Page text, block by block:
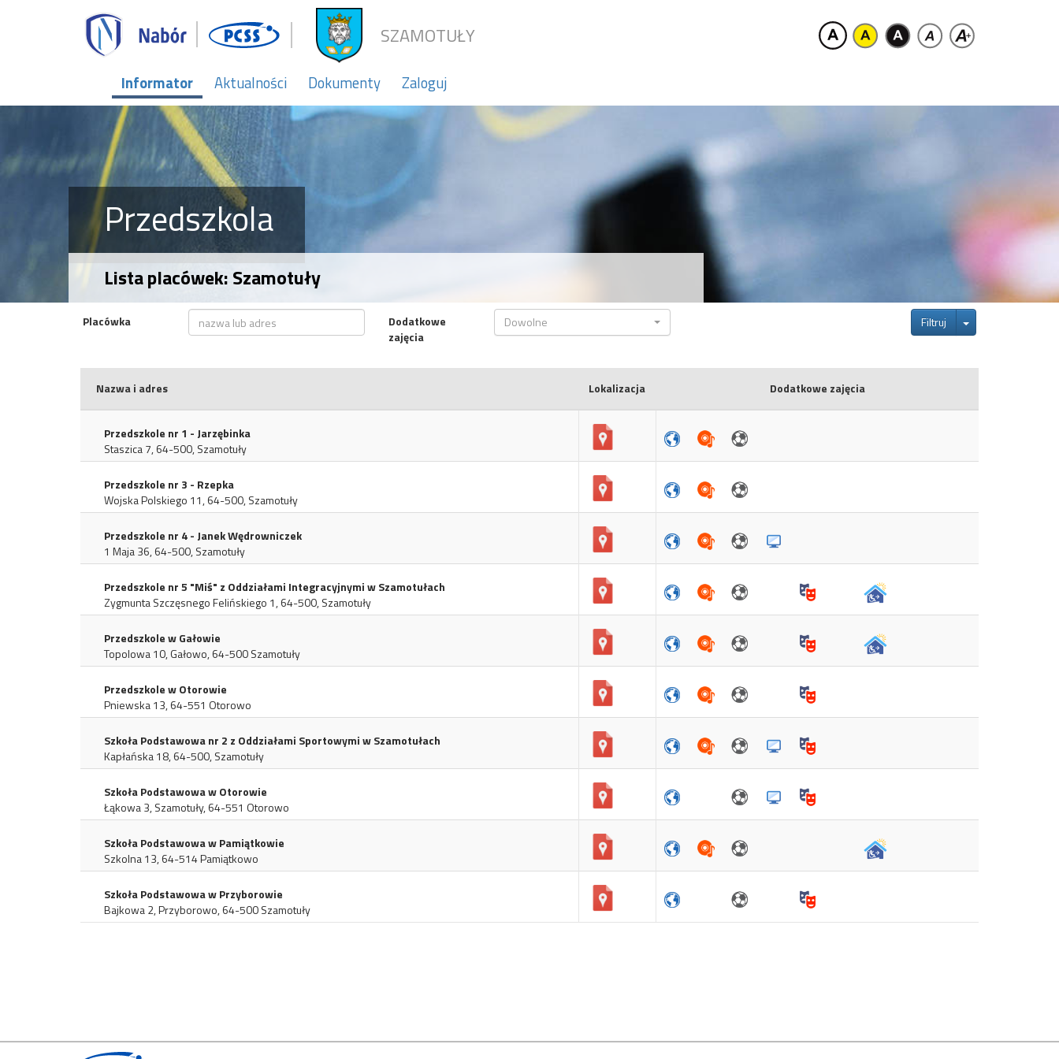
SZAMOTUŁY
Informator Aktualności Dokumenty Zaloguj
Przedszkola
Lista placówek: Szamotuły
Placówka
Dodatkowe
zajęcia
Dowolne Filtruj Toggle Dropdown
Nazwa i adres Lokalizacja Dodatkowe zajęcia
Przedszkole nr 1 - Jarzębinka
Staszica 7, 64-500, Szamotuły
Przedszkole nr 3 - Rzepka
Wojska Polskiego 11, 64-500, Szamotuły
Przedszkole nr 4 - Janek Wędrowniczek
1 Maja 36, 64-500, Szamotuły
Przedszkole nr 5 "Miś" z Oddziałami Integracyjnymi w Szamotułach
Zygmunta Szczęsnego Felińskiego 1, 64-500, Szamotuły
Przedszkole w Gałowie
Topolowa 10, Gałowo, 64-500 Szamotuły
Przedszkole w Otorowie
Pniewska 13, 64-551 Otorowo
Szkoła Podstawowa nr 2 z Oddziałami Sportowymi w Szamotułach
Kapłańska 18, 64-500, Szamotuły
Szkoła Podstawowa w Otorowie
Łąkowa 3, Szamotuły, 64-551 Otorowo
Szkoła Podstawowa w Pamiątkowie
Szkolna 13, 64-514 Pamiątkowo
Szkoła Podstawowa w Przyborowie
Bajkowa 2, Przyborowo, 64-500 Szamotuły